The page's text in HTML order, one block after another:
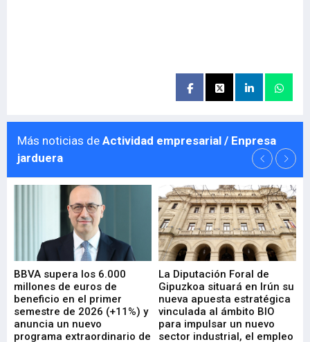
Más noticias de Actividad empresarial / Enpresa
jarduera
BBVA supera los 6.000
millones de euros de
beneficio en el primer
semestre de 2026 (+11%) y
anuncia un nuevo
programa extraordinario de
La Diputación Foral de
Gipuzkoa situará en Irún su
nueva apuesta estratégica
vinculada al ámbito BIO
para impulsar un nuevo
sector industrial, el empleo